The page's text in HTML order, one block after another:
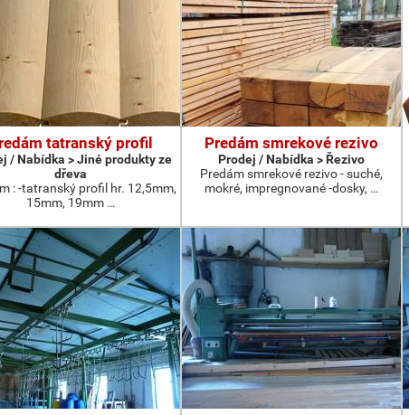
tatranský profil
/ Nabídka > Jiné produkty ze
dřeva
: -tatranský profil hr. 12,5mm,
15mm, 19mm …
Predám smrekové rezivo
Prodej / Nabídka > Řezivo
Predám smrekové rezivo - suché,
mokré, impregnované -dosky, …